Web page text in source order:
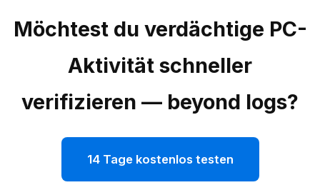
Möchtest du verdächtige PC-
Aktivität schneller
verifizieren — beyond logs?
14 Tage kostenlos testen